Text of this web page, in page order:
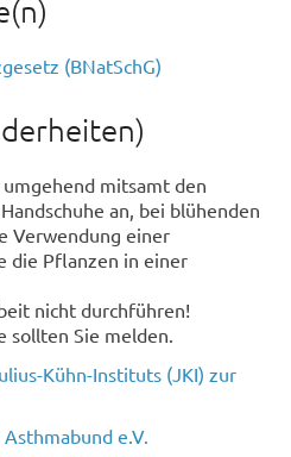
(BNatSchG)
mitsamt den
an, bei blühenden
Verwendung einer
die Pflanzen in einer
nicht durchführen!
sollten Sie melden.
Kühn-Instituts (JKI) zur
e.V.